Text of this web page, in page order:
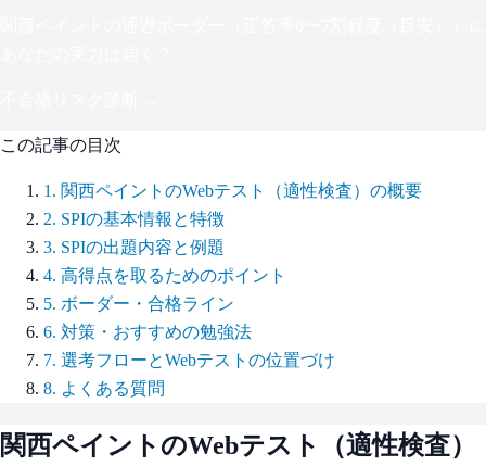
この記事の目次
1 . 関西ペイントのWebテスト（適性検査）の概要
2. SPIの基本情報と特徴
3. SPIの出題内容と例題
4. 高得点を取るためのポイント
5. ボーダー・合格ライン
6. 対策・おすすめの勉強法
7. 選考フローとWebテストの位置づけ
8. よくある質問
関西ペイント のWebテスト（適性検査）